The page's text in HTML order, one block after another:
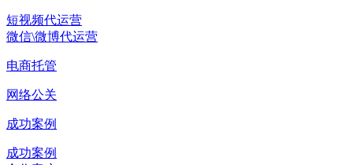
短视频代运营
微信\微博代运营
电商托管
网络公关
成功案例
成功案例